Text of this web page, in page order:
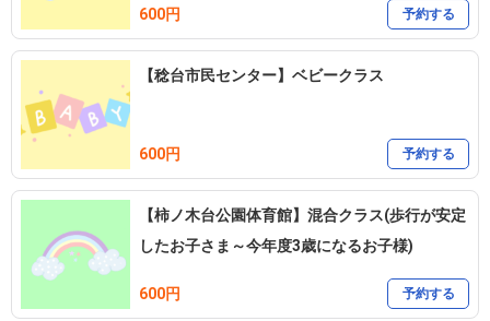
しての視点から各年齢に応じた親しみたい知識や生活習慣、人との
また、子育ての中で気になることなどあればお気軽にお尋ねくださ
い。
同じ地域で子育てをする同志にも出会えたら心強いですね。
一緒に子育てを楽しみましょう♪
https://www.instagram.com/rhythmic_comodo?
igsh=d2tudmRjN2FxdDJ4
600円 予約する
【稔台市民センター】ベビークラス
600円 予約する
【柿ノ木台公園体育館】混合クラス(歩行が安定
したお子さま～今年度3歳になるお子様)
600円 予約する